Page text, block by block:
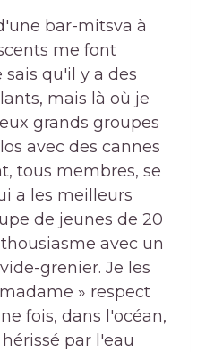
bar-mitsva à
me font
sais qu'il y a des
mais là où je
grands groupes
avec des cannes
tous membres, se
a les meilleurs
de jeunes de 20
avec un
grenier. Je les
» respect
fois, dans l'océan,
par l'eau